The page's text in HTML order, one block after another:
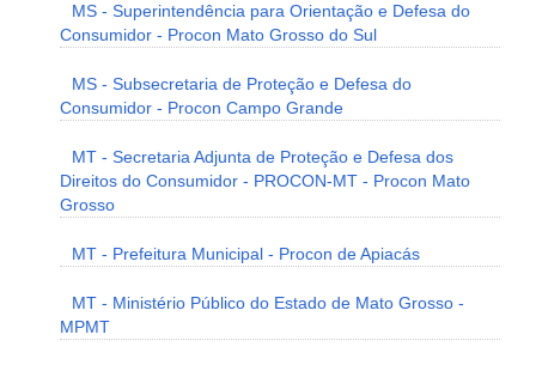
MS - Superintendência para Orientação e Defesa do
Consumidor - Procon Mato Grosso do Sul
MS - Subsecretaria de Proteção e Defesa do
Consumidor - Procon Campo Grande
MT - Secretaria Adjunta de Proteção e Defesa dos
Direitos do Consumidor - PROCON-MT - Procon Mato
Grosso
MT - Prefeitura Municipal - Procon de Apiacás
MT - Ministério Público do Estado de Mato Grosso -
MPMT